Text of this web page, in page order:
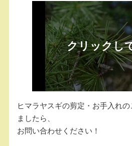
ヒマラヤスギの剪定・お手入れ
ましたら、
お問い合わせください！